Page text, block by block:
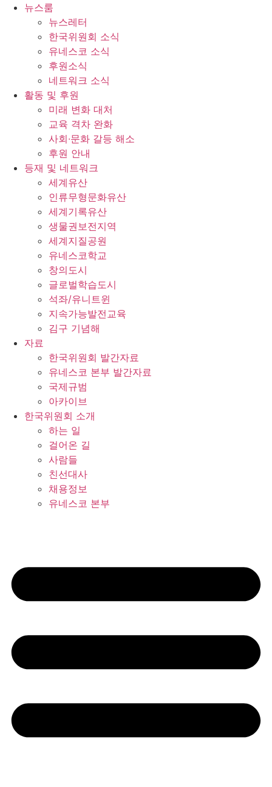
뉴스룸
뉴스레터
한국위원회 소식
유네스코 소식
후원소식
네트워크 소식
활동 및 후원
미래 변화 대처
교육 격차 완화
사회∙문화 갈등 해소
후원 안내
등재 및 네트워크
세계유산
인류무형문화유산
세계기록유산
생물권보전지역
세계지질공원
유네스코학교
창의도시
글로벌학습도시
석좌/유니트윈
지속가능발전교육
김구 기념해
자료
한국위원회 발간자료
유네스코 본부 발간자료
국제규범
아카이브
한국위원회 소개
하는 일
걸어온 길
사람들
친선대사
채용정보
유네스코 본부